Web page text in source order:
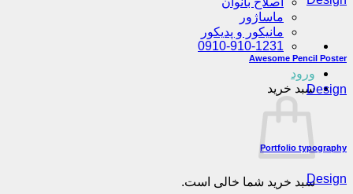
ماساژور
مانیکور و پدیکور
0910-910-1231
ورود
سبد خرید
سبد خرید شما خالی است.
Awesome Pencil Poster
Design
Portfolio typography
Design